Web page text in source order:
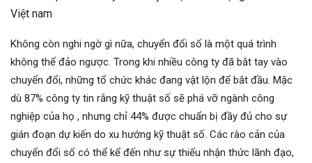
Việt nam
Không còn nghi ngờ gì nữa, chuyển đổi số là một quá trình
không thể đảo ngược. Trong khi nhiều công ty đã bắt tay vào
chuyển đổi, những tổ chức khác đang vật lộn để bắt đầu. Mặc
dù 87% công ty tin rằng kỹ thuật số sẽ phá vỡ ngành công
nghiệp của họ , nhưng chỉ 44% được chuẩn bị đầy đủ cho sự
gián đoạn dự kiến ​​do xu hướng kỹ thuật số. Các rào cản của
chuyển đổi số có thể kể đến như sự thiếu nhận thức lãnh đạo,